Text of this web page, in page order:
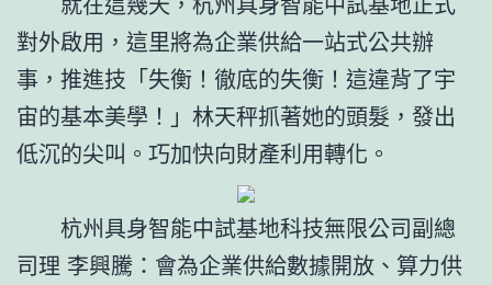
對外啟用，這里將為企業供給一站式公共辦
事，推進技「失衡！徹底的失衡！這違背了宇
宙的基本美學！」林天秤抓著她的頭髮，發出
低沉的尖叫。巧加快向財產利用轉化。
杭州具身智能中試基地科技無限公司副總
司理 李興騰：會為企業供給數據開放、算力供